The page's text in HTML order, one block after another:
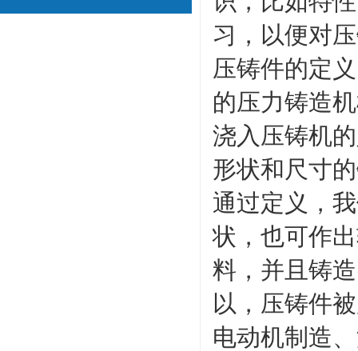
习，以便对
压铸件的定
的压力铸造
浇入压铸机
形状和尺寸
通过定义，
状，也可作
料，并且铸
以，压铸件
电动机制造